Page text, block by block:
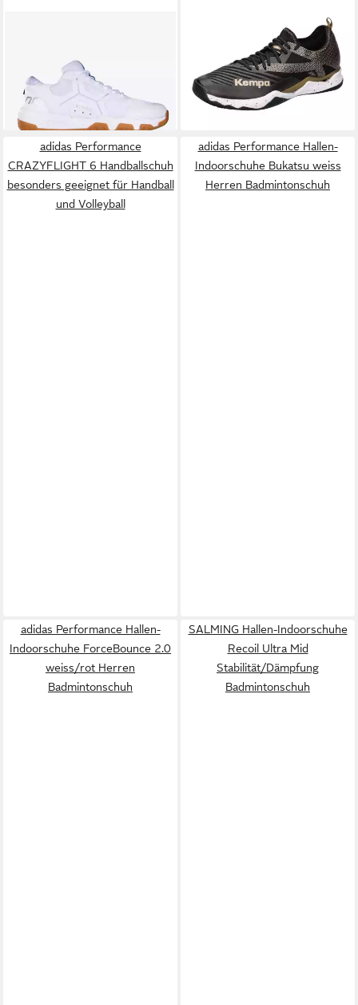
Handballschuhe WING LITE
UVP149,99 €
+6
adidas Performance
CRAZYFLIGHT 6 Handballschuh
besonders geeignet für Handball
und Volleyball
adidas Performance Hallen-
Indoorschuhe Bukatsu weiss
Herren Badmintonschuh
adidas Performance Hallen-
Indoorschuhe ForceBounce 2.0
weiss/rot Herren
Badmintonschuh
SALMING Hallen-Indoorschuhe
Recoil Ultra Mid
Stabilität/Dämpfung
Badmintonschuh